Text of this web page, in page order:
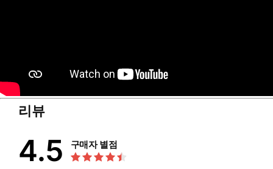
리뷰
4.5 구매자 별점